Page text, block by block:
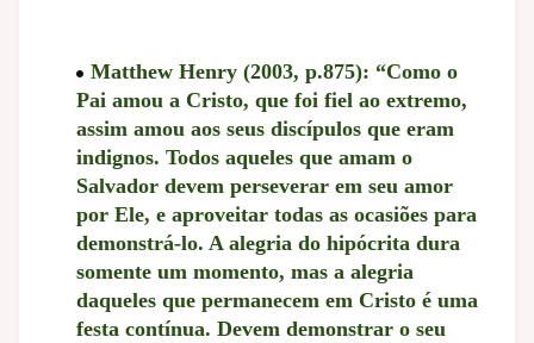
Matthew Henry (2003, p.875): “Como o
Pai amou a Cristo, que foi fiel ao extremo,
assim amou aos seus discípulos que eram
indignos. Todos aqueles que amam o
Salvador devem perseverar em seu amor
por Ele, e aproveitar todas as ocasiões para
demonstrá-lo. A alegria do hipócrita dura
somente um momento, mas a alegria
daqueles que permanecem em Cristo é uma
festa contínua. Devem demonstrar o seu